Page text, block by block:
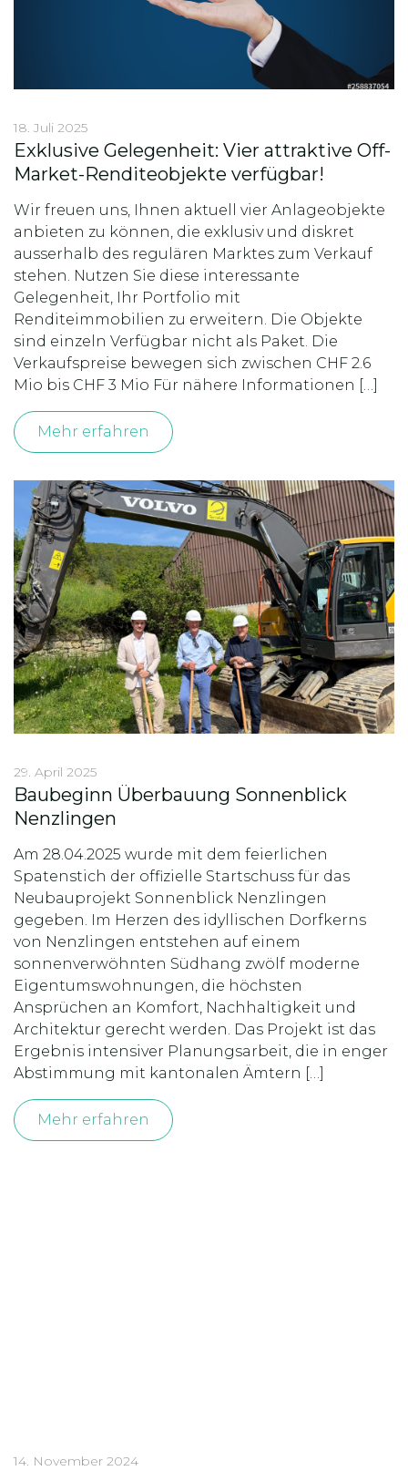
18. Juli 2025
Exklusive Gelegenheit: Vier attraktive Off-
Market-Renditeobjekte verfügbar!
Wir freuen uns, Ihnen aktuell vier Anlageobjekte
anbieten zu können, die exklusiv und diskret
ausserhalb des regulären Marktes zum Verkauf
stehen. Nutzen Sie diese interessante
Gelegenheit, Ihr Portfolio mit
Renditeimmobilien zu erweitern. Die Objekte
sind einzeln Verfügbar nicht als Paket. Die
Verkaufspreise bewegen sich zwischen CHF 2.6
Mio bis CHF 3 Mio Für nähere Informationen […]
Mehr erfahren
29. April 2025
Baubeginn Überbauung Sonnenblick
Nenzlingen
Am 28.04.2025 wurde mit dem feierlichen
Spatenstich der offizielle Startschuss für das
Neubauprojekt Sonnenblick Nenzlingen
gegeben. Im Herzen des idyllischen Dorfkerns
von Nenzlingen entstehen auf einem
sonnenverwöhnten Südhang zwölf moderne
Eigentumswohnungen, die höchsten
Ansprüchen an Komfort, Nachhaltigkeit und
Architektur gerecht werden. Das Projekt ist das
Ergebnis intensiver Planungsarbeit, die in enger
Abstimmung mit kantonalen Ämtern […]
Mehr erfahren
14. November 2024